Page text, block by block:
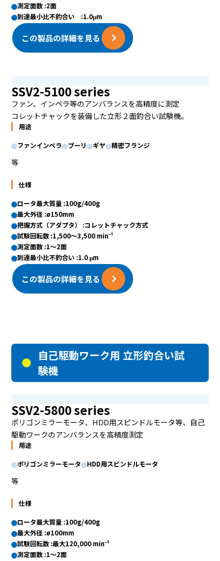
測定面数 :2面
到達最小比不釣合い :1.0μm
この製品の詳細を見る
SSV2-5100 series
ファン、インペラ等のアンバランスを高精度に測定
コレットチャックを装備した立形２面釣合い試験機。
用途
ファンインペラ
プーリ ギヤ 精密フランジ
等
仕様
ロータ最大質量 :100g/400g
最大外径 :ø150mm
把握方式（アダプタ） :コレットチャック方式
試験回転数 :1,500〜3,500 min⁻¹
測定面数 :1〜2面
到達最小比不釣合い :1.0 μm
この製品の詳細を見る
自己駆動ワーク用 立形釣合い試
験機
SSV2-5800 series
ポリゴンミラーモータ、HDD用スピンドルモータ等、自己
駆動ワークのアンバランスを高精度測定
用途
ポリゴンミラーモータ
HDD用スピンドルモータ
等
仕様
ロータ最大質量 :100g/400g
最大外径 :ø100mm
試験回転数 :最大120,000 min⁻¹
測定面数 :1〜2面